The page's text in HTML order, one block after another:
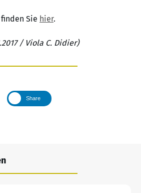
Sie hier.
/ Viola C. Didier)
Share